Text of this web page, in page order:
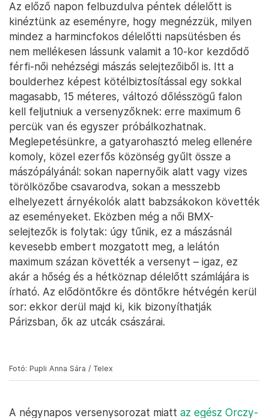
Fotó: Vida Benjámin / Telex
Az előző napon felbuzdulva péntek délelőtt is
kinéztünk az eseményre, hogy megnézzük, milyen
mindez a harmincfokos délelőtti napsütésben és
nem mellékesen lássunk valamit a 10-kor kezdődő
férfi-női nehézségi mászás selejtezőiből is. Itt a
boulderhez képest kötélbiztosítással egy sokkal
magasabb, 15 méteres, változó dőlésszögű falon
kell feljutniuk a versenyzőknek: erre maximum 6
percük van és egyszer próbálkozhatnak.
Meglepetésünkre, a gatyarohasztó meleg ellenére
törölközőbe csavarodva, sokan a messzebb
elhelyezett árnyékolók alatt babzsákokon követték
selejtezők is folytak: úgy tűnik, ez a mászásnál